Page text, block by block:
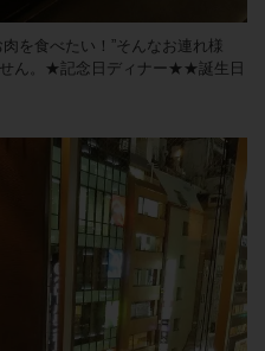
を食べたい！”そんなお連れ様
せん。★記念日ディナー★★誕生日